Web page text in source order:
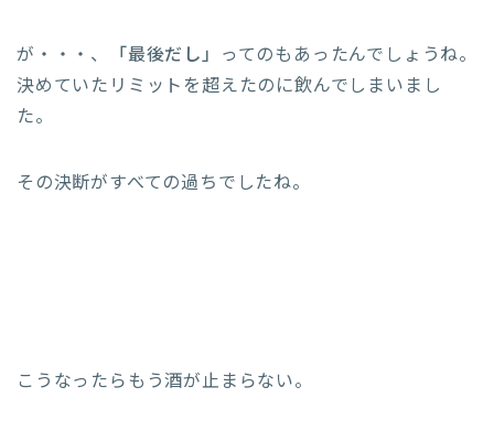
が・・・、 「最後だし」 ってのもあったんでしょうね。
決めていたリミットを超えたのに飲んでしまいまし
た。
その決断がすべての過ちでしたね。
こうなったらもう酒が止まらない。